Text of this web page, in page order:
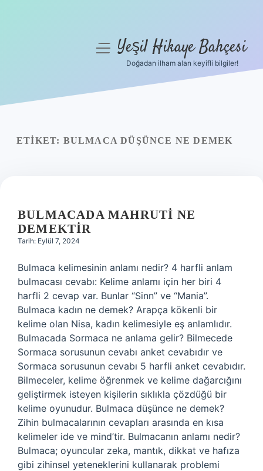
Yasal Uyarı
menüyüYeşil Hikaye Bahçesi
Doğadan ilham alan keyifli bilgiler!
ETIKET: BULMACA DÜŞÜNCE NE DEMEK
BULMACADA MAHRUTI NE
DEMEKTIR
Tarih: Eylül 7, 2024
Bulmaca kelimesinin anlamı nedir? 4 harfli anlam
bulmacası cevabı: Kelime anlamı için her biri 4
harfli 2 cevap var. Bunlar “Sinn” ve “Mania”.
Bulmaca kadın ne demek? Arapça kökenli bir
kelime olan Nisa, kadın kelimesiyle eş anlamlıdır.
Bulmacada Sormaca ne anlama gelir? Bilmecede
Sormaca sorusunun cevabı anket cevabıdır ve
Sormaca sorusunun cevabı 5 harfli anket cevabıdır.
Bilmeceler, kelime öğrenmek ve kelime dağarcığını
geliştirmek isteyen kişilerin sıklıkla çözdüğü bir
kelime oyunudur. Bulmaca düşünce ne demek?
Zihin bulmacalarının cevapları arasında en kısa
kelimeler ide ve mind’tir. Bulmacanın anlamı nedir?
Bulmaca; oyuncular zeka, mantık, dikkat ve hafıza
gibi zihinsel yeteneklerini kullanarak problemi